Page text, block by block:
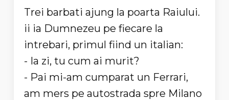
Trei barbati ajung la poarta Raiului.
ii ia Dumnezeu pe fiecare la
intrebari, primul fiind un italian:
- Ia zi, tu cum ai murit?
- Pai mi-am cumparat un Ferrari,
am mers pe autostrada spre Milano